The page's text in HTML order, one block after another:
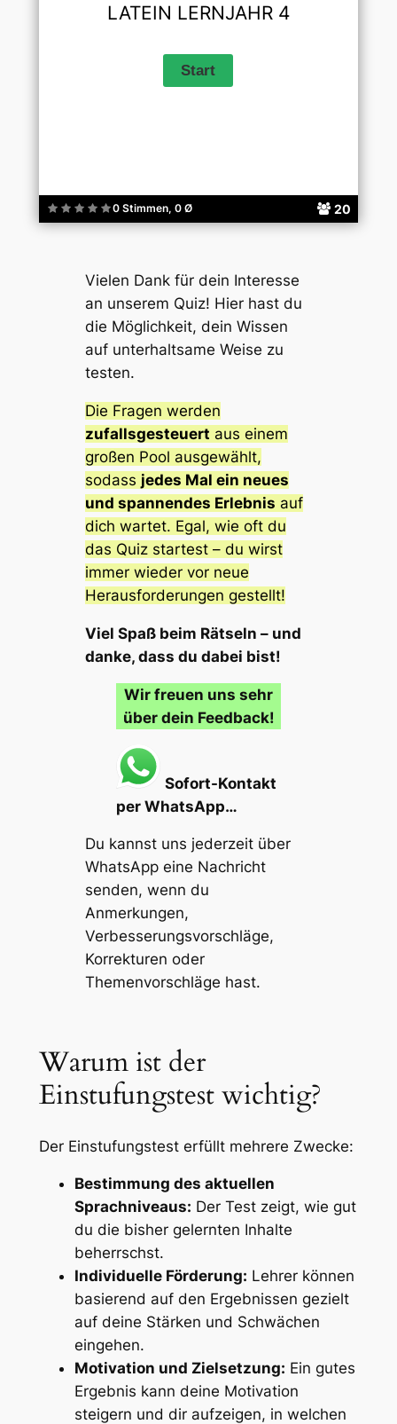
0 Stimmen, 0 Ø 20
LATEIN LERNJAHR 4
Vielen Dank für dein Interesse
an unserem Quiz! Hier hast du
die Möglichkeit, dein Wissen
auf unterhaltsame Weise zu
testen.
Die Fragen werden
zufallsgesteuert aus einem
großen Pool ausgewählt,
sodass jedes Mal ein neues
und spannendes Erlebnis auf
dich wartet. Egal, wie oft du
das Quiz startest – du wirst
immer wieder vor neue
Herausforderungen gestellt!
Viel Spaß beim Rätseln – und
danke, dass du dabei bist!
Wir freuen uns sehr
über dein Feedback!
Sofort-Kontakt
per WhatsApp…
Du kannst uns jederzeit über
WhatsApp eine Nachricht
senden, wenn du
Anmerkungen,
Verbesserungsvorschläge,
Korrekturen oder
Themenvorschläge hast.
Warum ist der
Einstufungstest wichtig?
Der Einstufungstest erfüllt mehrere Zwecke:
Bestimmung des aktuellen
Sprachniveaus: Der Test zeigt, wie gut
du die bisher gelernten Inhalte
beherrschst.
Individuelle Förderung: Lehrer können
basierend auf den Ergebnissen gezielt
auf deine Stärken und Schwächen
eingehen.
Motivation und Zielsetzung: Ein gutes
Ergebnis kann deine Motivation
steigern und dir aufzeigen, in welchen